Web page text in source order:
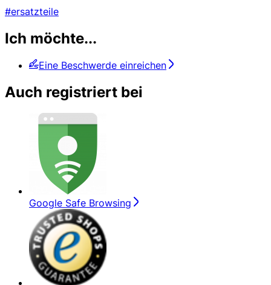
#ersatzteile
Ich möchte...
Eine Beschwerde einreichen
Auch registriert bei
Google Safe Browsing